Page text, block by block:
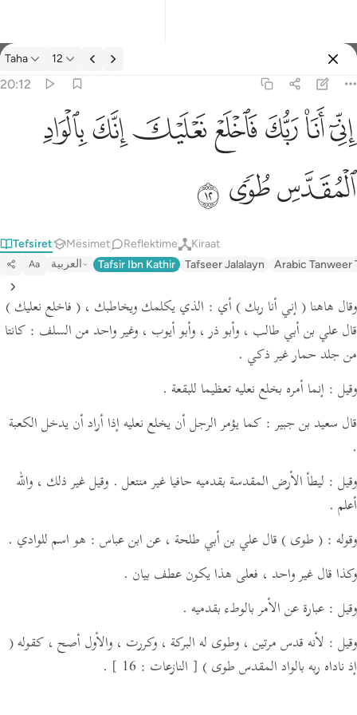
Tefsir: Taha 20:12
Taha 12
20:12
اني انا ربك فاخلع نعليك انك بالواد المقدس طوى ١٢
إِنِّىٓ أَنَا۠ رَبُّكَ فَٱخْلَعْ نَعْلَيْكَ ۖ إِنَّكَ بِٱلْوَادِ ٱلْمُقَدَّسِ طُوًۭى ١٢
ﲺﲻﲼﲽﲾﲿﳀ
ﳁﳂ ﳃ
Tefsiret Mësimet Reflektime Kiraat
Aa العربية Tafsir Ibn Kathir Tafseer Jalalayn Arabic Tanweer
وقال هاهنا ( إني أنا ربك ) أي : الذي يكلمك ويخاطبك ، ( فاخلع نعليك )
قال علي بن أبي طالب ، وأبو ذر ، وأبو أيوب ، وغير واحد من السلف : كانتا
من جلد حمار غير ذكي .
وقيل : إنما أمره بخلع نعليه تعظيما للبقعة .
قال سعيد بن جبير : كما يؤمر الرجل أن يخلع نعليه إذا أراد أن يدخل الكعبة
.
وقيل : ليطأ الأرض المقدسة بقدميه حافيا غير منتعل . وقيل غير ذلك ، والله
أعلم .
وقوله : ( طوى ) قال علي بن أبي طلحة ، عن ابن عباس : هو اسم للوادي .
وكذا قال غير واحد ، فعلى هذا يكون عطف بيان .
وقيل : عبارة عن الأمر بالوطء بقدميه .
وقيل : لأنه قدس مرتين ، وطوى له البركة ، وكررت ، والأول أصح ، كقوله(
إذ ناداه ربه بالواد المقدس طوى ) [ النازعات : 16 ] .